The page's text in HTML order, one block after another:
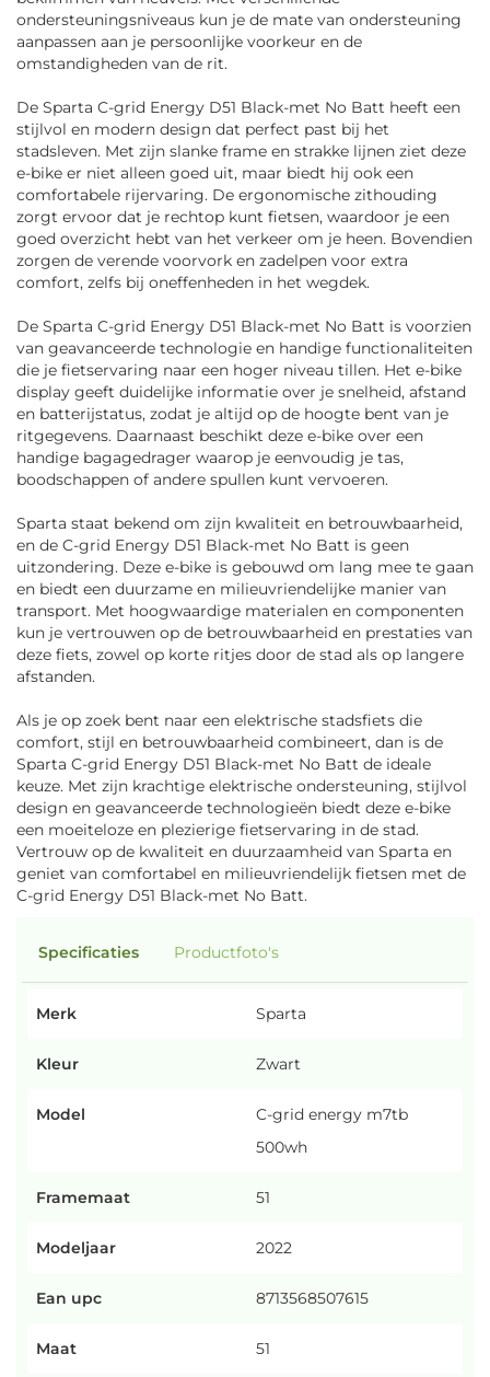
ondersteuningsniveaus kun je de mate van ondersteuning
aanpassen aan je persoonlijke voorkeur en de
omstandigheden van de rit.
De Sparta C-grid Energy D51 Black-met No Batt heeft een
stijlvol en modern design dat perfect past bij het
stadsleven. Met zijn slanke frame en strakke lijnen ziet deze
e-bike er niet alleen goed uit, maar biedt hij ook een
comfortabele rijervaring. De ergonomische zithouding
zorgt ervoor dat je rechtop kunt fietsen, waardoor je een
goed overzicht hebt van het verkeer om je heen. Bovendien
zorgen de verende voorvork en zadelpen voor extra
comfort, zelfs bij oneffenheden in het wegdek.
De Sparta C-grid Energy D51 Black-met No Batt is voorzien
van geavanceerde technologie en handige functionaliteiten
die je fietservaring naar een hoger niveau tillen. Het e-bike
display geeft duidelijke informatie over je snelheid, afstand
en batterijstatus, zodat je altijd op de hoogte bent van je
ritgegevens. Daarnaast beschikt deze e-bike over een
handige bagagedrager waarop je eenvoudig je tas,
boodschappen of andere spullen kunt vervoeren.
Sparta staat bekend om zijn kwaliteit en betrouwbaarheid,
en de C-grid Energy D51 Black-met No Batt is geen
uitzondering. Deze e-bike is gebouwd om lang mee te gaan
en biedt een duurzame en milieuvriendelijke manier van
transport. Met hoogwaardige materialen en componenten
kun je vertrouwen op de betrouwbaarheid en prestaties van
deze fiets, zowel op korte ritjes door de stad als op langere
afstanden.
Als je op zoek bent naar een elektrische stadsfiets die
comfort, stijl en betrouwbaarheid combineert, dan is de
Sparta C-grid Energy D51 Black-met No Batt de ideale
keuze. Met zijn krachtige elektrische ondersteuning, stijlvol
design en geavanceerde technologieën biedt deze e-bike
een moeiteloze en plezierige fietservaring in de stad.
Vertrouw op de kwaliteit en duurzaamheid van Sparta en
geniet van comfortabel en milieuvriendelijk fietsen met de
C-grid Energy D51 Black-met No Batt.
Specificaties Productfoto's
Merk Sparta
Kleur Zwart
Model
C-grid energy m7tb
500wh
Framemaat 51
Modeljaar 2022
Ean upc 8713568507615
Maat 51